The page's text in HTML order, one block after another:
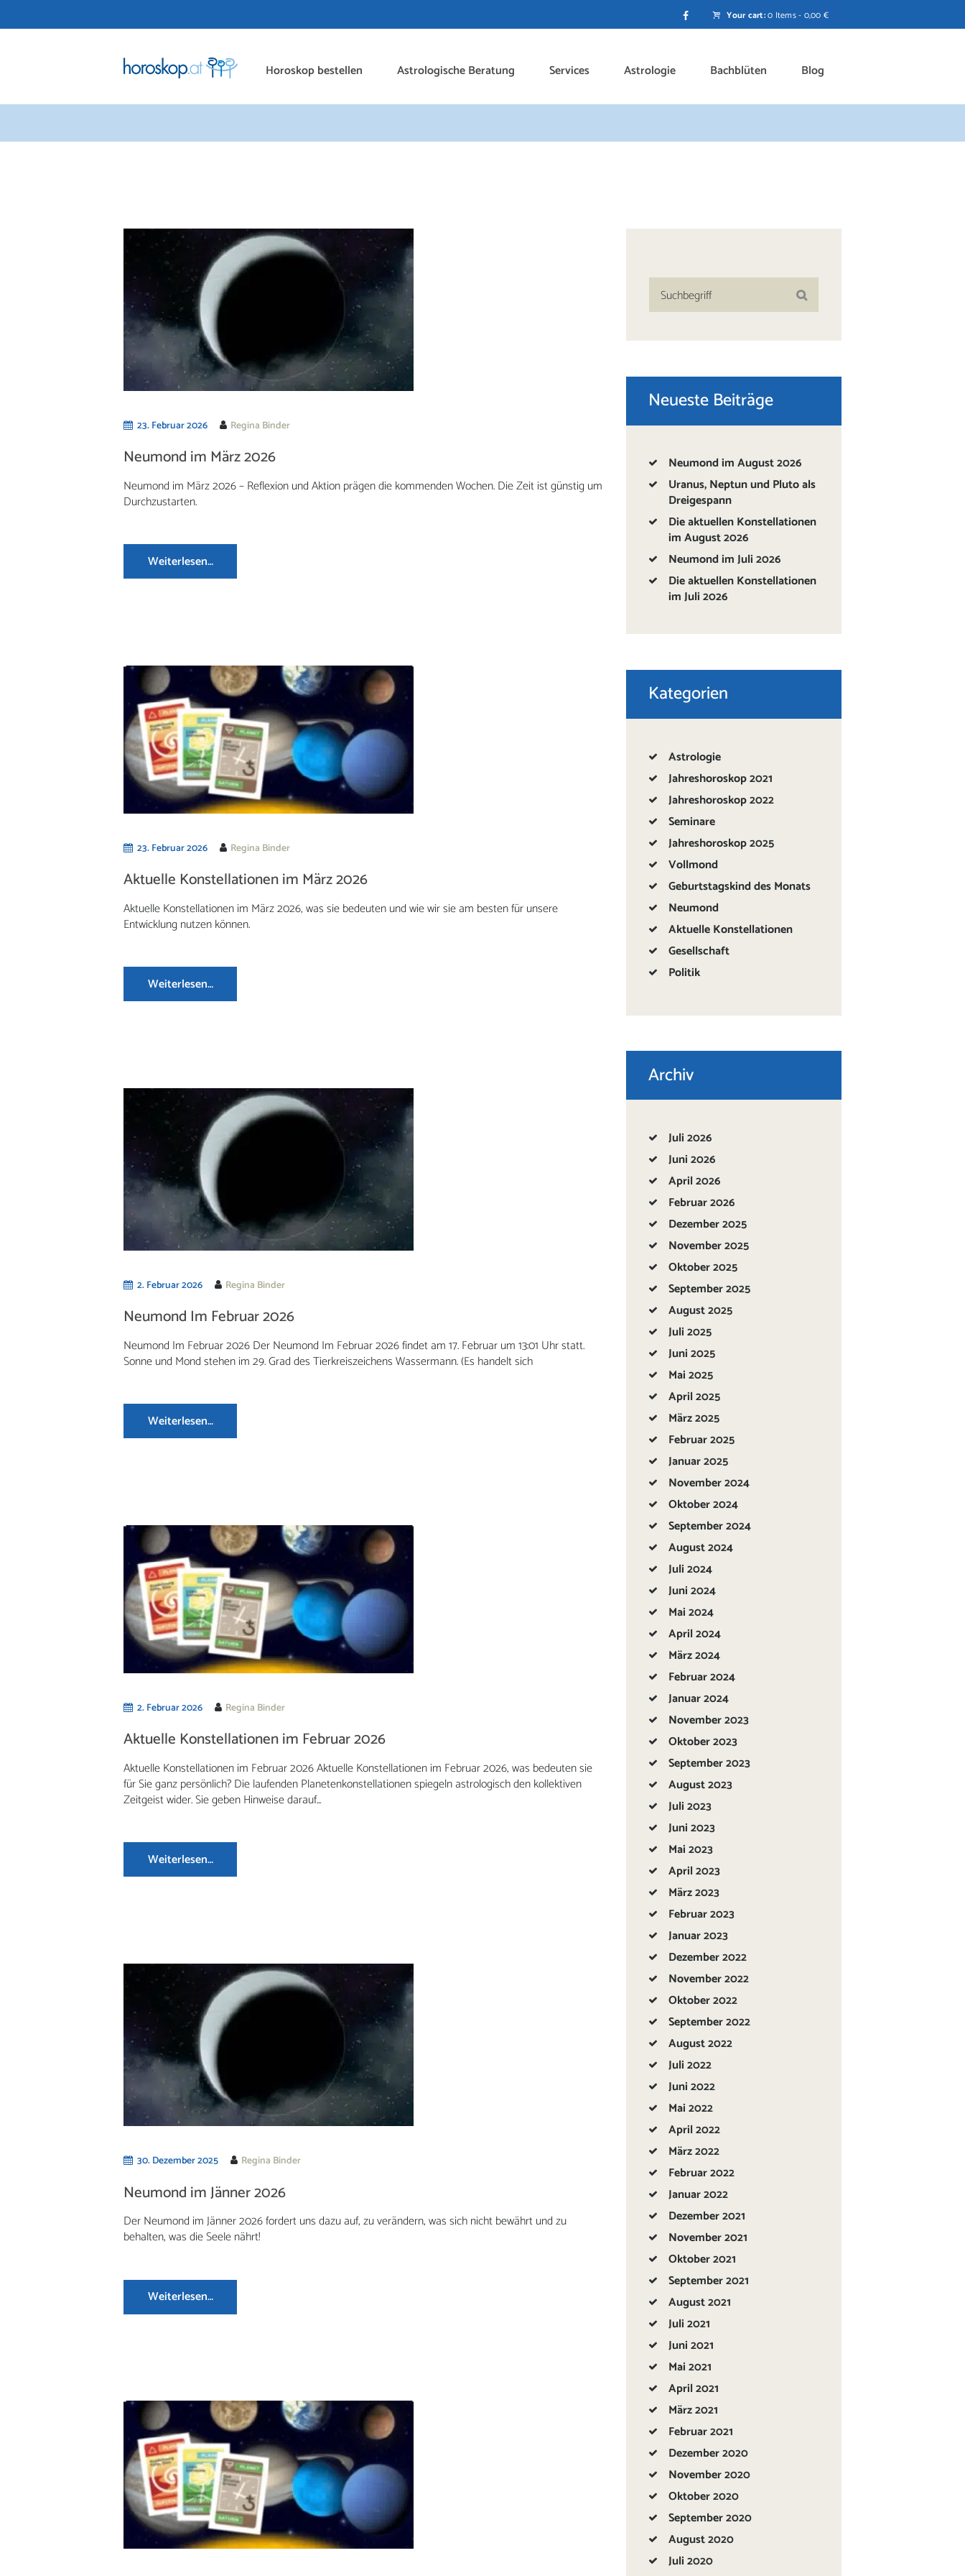
Your cart:0 Items- 0,00 €
Horoskop bestellen Astrologische Beratung Services Astrologie Bachblüten Blog
23. Februar 2026 Regina Binder
Neumond im März 2026
Neumond im März 2026 – Reflexion und Aktion prägen die kommenden Wochen. Die Zeit ist günstig um
Durchzustarten.
Weiterlesen…
23. Februar 2026 Regina Binder
Aktuelle Konstellationen im März 2026
Aktuelle Konstellationen im März 2026, was sie bedeuten und wie wir sie am besten für unsere
Entwicklung nutzen können.
Weiterlesen…
2. Februar 2026 Regina Binder
Neumond Im Februar 2026
Neumond Im Februar 2026 Der Neumond Im Februar 2026 findet am 17. Februar um 13:01 Uhr statt.
Sonne und Mond stehen im 29. Grad des Tierkreiszeichens Wassermann. (Es handelt sich
Weiterlesen…
2. Februar 2026 Regina Binder
Aktuelle Konstellationen im Februar 2026
Aktuelle Konstellationen im Februar 2026 Aktuelle Konstellationen im Februar 2026, was bedeuten sie
für Sie ganz persönlich? Die laufenden Planetenkonstellationen spiegeln astrologisch den kollektiven
Zeitgeist wider. Sie geben Hinweise darauf...
Weiterlesen…
30. Dezember 2025 Regina Binder
Neumond im Jänner 2026
Der Neumond im Jänner 2026 fordert uns dazu auf, zu verändern, was sich nicht bewährt und zu
behalten, was die Seele nährt!
Weiterlesen…
Neueste Beiträge
Neumond im August 2026
Uranus, Neptun und Pluto als
Dreigespann
Die aktuellen Konstellationen
im August 2026
Neumond im Juli 2026
Die aktuellen Konstellationen
im Juli 2026
Kategorien
Astrologie
Jahreshoroskop 2021
Jahreshoroskop 2022
Seminare
Jahreshoroskop 2025
Vollmond
Geburtstagskind des Monats
Neumond
Aktuelle Konstellationen
Gesellschaft
Politik
Archiv
Juli2026
Juni2026
April2026
Februar2026
Dezember2025
November2025
Oktober2025
September2025
August2025
Juli2025
Juni2025
Mai2025
April2025
März2025
Februar2025
Januar2025
November2024
Oktober2024
September2024
August2024
Juli2024
Juni2024
Mai2024
April2024
März2024
Februar2024
Januar2024
November2023
Oktober2023
September2023
August2023
Juli2023
Juni2023
Mai2023
April2023
März2023
Februar2023
Januar2023
Dezember2022
November2022
Oktober2022
September2022
August2022
Juli2022
Juni2022
Mai2022
April2022
März2022
Februar2022
Januar2022
Dezember2021
November2021
Oktober2021
September2021
August2021
Juli2021
Juni2021
Mai2021
April2021
März2021
Februar2021
Dezember2020
November2020
Oktober2020
September2020
August2020
Juli2020